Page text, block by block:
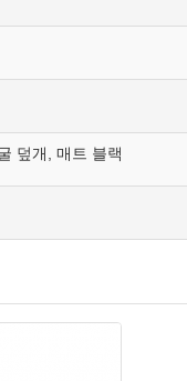
덮개, 매트 블랙